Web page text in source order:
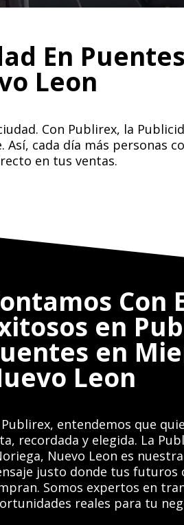
En
Leon
Con Publirex, la
cada día más personas
en tus ventas.
Con
en
en
Leon
Publirex, entendemos que
recordada y elegida. La
Nuevo Leon es
justo donde tus futuros
Somos expertos en
reales para tu